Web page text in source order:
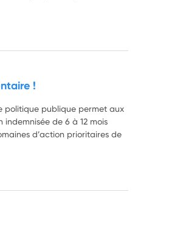
!
politique publique permet aux
indemnisée de 6 à 12 mois
d’action prioritaires de